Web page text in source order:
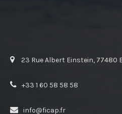
23 Rue Albert Einstein, 77480
+33 1 60 58 58 58
info@ficap.fr